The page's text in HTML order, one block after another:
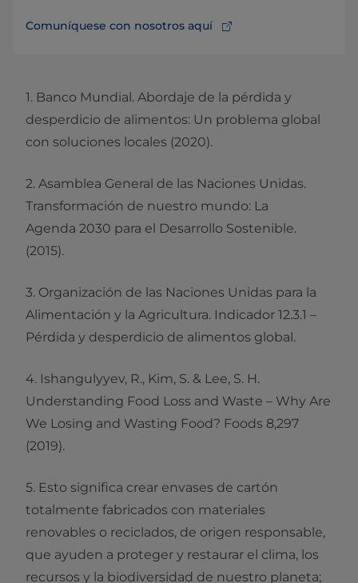
Comuníquese con nosotros aquí
1. Banco Mundial. Abordaje de la pérdida y
desperdicio de alimentos: Un problema global
con soluciones locales (2020).
2. Asamblea General de las Naciones Unidas.
Transformación de nuestro mundo: La
Agenda 2030 para el Desarrollo Sostenible.
(2015).
3. Organización de las Naciones Unidas para la
Alimentación y la Agricultura. Indicador 12.3.1 –
Pérdida y desperdicio de alimentos global.
4. Ishangulyyev, R., Kim, S. & Lee, S. H.
Understanding Food Loss and Waste – Why Are
We Losing and Wasting Food? Foods 8,297
(2019).
5. Esto significa crear envases de cartón
totalmente fabricados con materiales
renovables o reciclados, de origen responsable,
que ayuden a proteger y restaurar el clima, los
recursos y la biodiversidad de nuestro planeta;